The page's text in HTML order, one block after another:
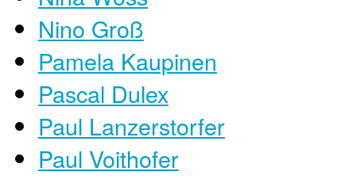
Nino Groß
Pamela Kaupinen
Pascal Dulex
Paul Lanzerstorfer
Paul Voithofer